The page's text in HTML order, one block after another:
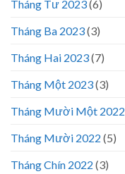
Tháng Tư 2023(6)
Tháng Ba 2023(3)
Tháng Hai 2023(7)
Tháng Một 2023(3)
Tháng Mười Một 2022
Tháng Mười 2022 (5)
Tháng Chín 2022 (3)